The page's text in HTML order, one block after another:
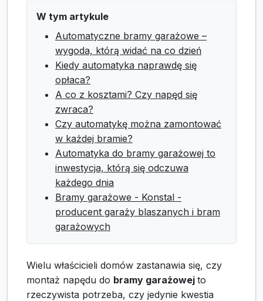
W tym artykule
Automatyczne bramy garażowe –
wygoda, którą widać na co dzień
Kiedy automatyka naprawdę się
opłaca?
A co z kosztami? Czy napęd się
zwraca?
Czy automatykę można zamontować
w każdej bramie?
Automatyka do bramy garażowej to
inwestycja, którą się odczuwa
każdego dnia
Bramy garażowe - Konstal -
producent garaży blaszanych i bram
garażowych
Wielu właścicieli domów zastanawia się, czy
montaż napędu do bramy garażowej to
rzeczywista potrzeba, czy jedynie kwestia